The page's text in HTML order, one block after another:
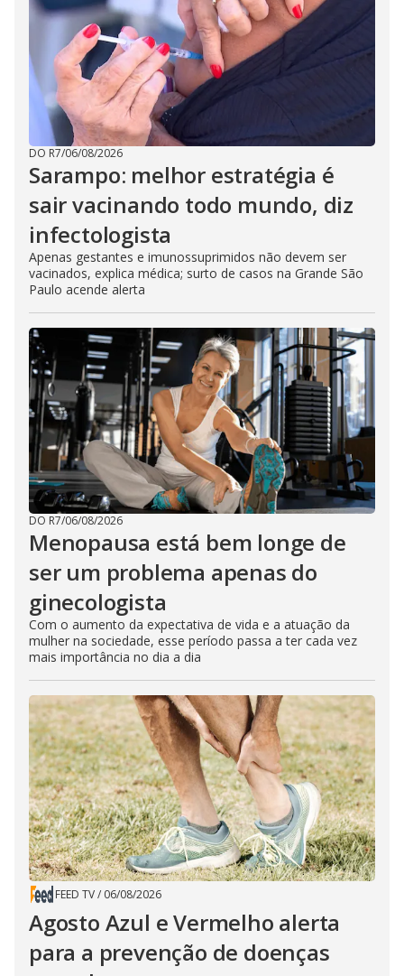
DO R7/06/08/2026
Sarampo: melhor estratégia é
sair vacinando todo mundo, diz
infectologista
Apenas gestantes e imunossuprimidos não devem ser
vacinados, explica médica; surto de casos na Grande São
Paulo acende alerta
DO R7/06/08/2026
Menopausa está bem longe de
ser um problema apenas do
ginecologista
Com o aumento da expectativa de vida e a atuação da
mulher na sociedade, esse período passa a ter cada vez
mais importância no dia a dia
FEED TV/ 06/08/2026
Agosto Azul e Vermelho alerta
para a prevenção de doenças